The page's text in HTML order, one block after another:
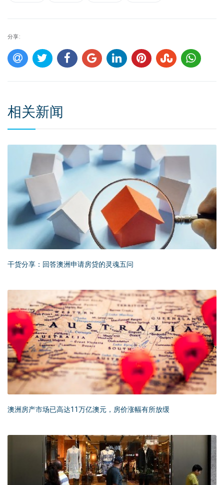
分享:
相关新闻
干货分享：回答澳洲申请房贷的灵魂五问
澳洲房产市场已高达11万亿澳元，房价涨幅有所放缓